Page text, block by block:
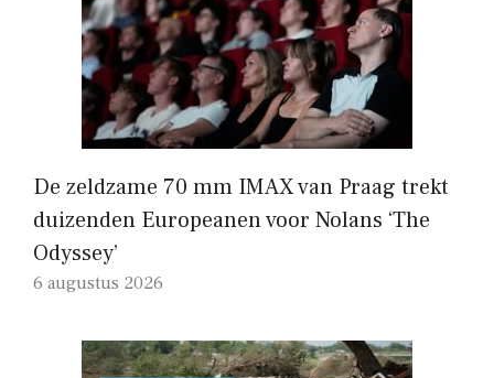
De zeldzame 70 mm IMAX van Praag trekt
duizenden Europeanen voor Nolans ‘The
Odyssey’
6 augustus 2026